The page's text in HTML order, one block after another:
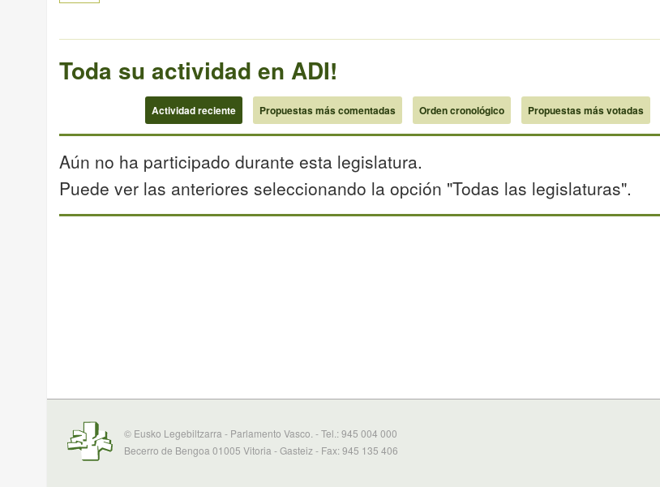
Toda su actividad en ADI!
Actividad reciente Propuestas más comentadas Orden cronológico Propuestas más votadas
Aún no ha participado durante esta legislatura.
Puede ver las anteriores seleccionando la opción "Todas las legislaturas".
© Eusko Legebiltzarra - Parlamento Vasco. - Tel.: 945 004 000
Becerro de Bengoa 01005 Vitoria - Gasteiz - Fax: 945 135 406